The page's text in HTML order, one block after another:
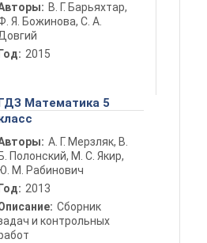
В. Г. Барьяхтар,
Я. Божинова, С. А.
Год: 2015
Математика 5
А. Г. Мерзляк, В.
Б. Полонский, М. С. Якир,
Ю. М. Рабинович
Год: 2013
Сборник
и контрольных